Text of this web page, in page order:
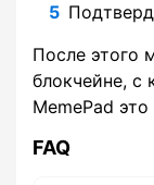
После этого
блокчейне, с
MemePad
FAQ